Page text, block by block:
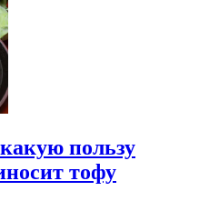
пользу
тофу